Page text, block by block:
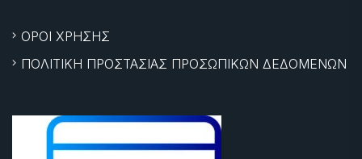
ΟΡΟΙ ΧΡΗΣΗΣ
ΠΟΛΙΤΙΚΗ ΠΡΟΣΤΑΣΙΑΣ ΠΡΟΣΩΠΙΚΩΝ ΔΕΔΟΜΕΝΩΝ